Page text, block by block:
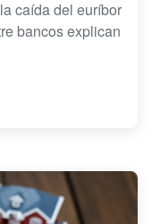
caída del euríbor
bancos explican